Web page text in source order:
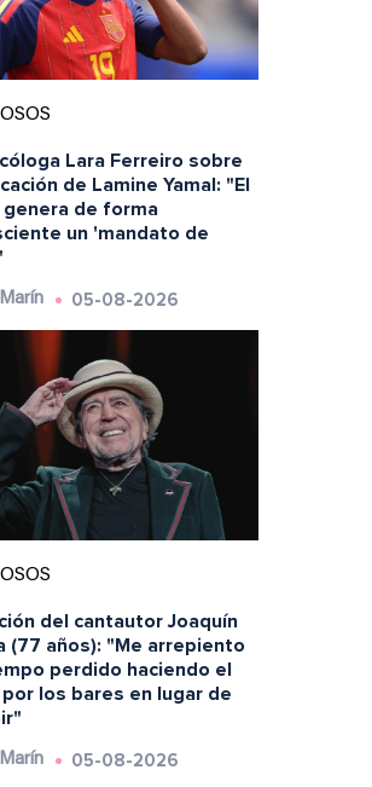
Lara Ferreiro sobre
de Lamine Yamal: "El
de forma
un 'mandato de
05-08-2026
del cantautor Joaquín
(77 años): "Me arrepiento
perdido haciendo el
los bares en lugar de
05-08-2026